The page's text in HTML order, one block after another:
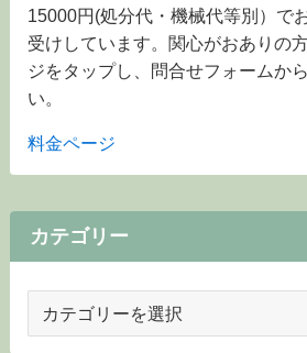
15000円(処分代・機械代等別）で
受けしています。関心がおありの
ジをタップし、問合せフォームか
い。
料金ページ
カテゴリー